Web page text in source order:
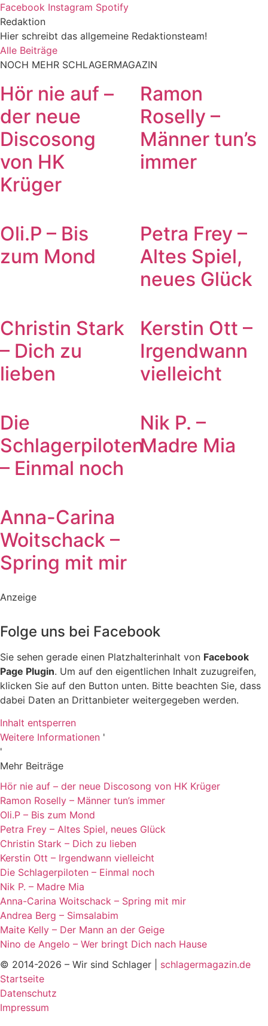
Facebook Instagram Spotify
Redaktion
Hier schreibt das allgemeine Redaktionsteam!
Alle Beiträge
NOCH MEHR SCHLAGERMAGAZIN
Hör nie auf –
der neue
Discosong
von HK
Krüger
Ramon
Roselly –
Männer tun’s
immer
Oli.P – Bis
zum Mond
Petra Frey –
Altes Spiel,
neues Glück
Christin Stark
– Dich zu
lieben
Kerstin Ott –
Irgendwann
vielleicht
Die
Schlagerpiloten
– Einmal noch
Nik P. –
Madre Mia
Anna-Carina
Woitschack –
Spring mit mir
Anzeige
Folge uns bei Facebook
Sie sehen gerade einen Platzhalterinhalt von Facebook
Page Plugin. Um auf den eigentlichen Inhalt zuzugreifen,
klicken Sie auf den Button unten. Bitte beachten Sie, dass
dabei Daten an Drittanbieter weitergegeben werden.
Inhalt entsperren
Weitere Informationen '
'
Mehr Beiträge
Hör nie auf – der neue Discosong von HK Krüger
Ramon Roselly – Männer tun’s immer
Oli.P – Bis zum Mond
Petra Frey – Altes Spiel, neues Glück
Christin Stark – Dich zu lieben
Kerstin Ott – Irgendwann vielleicht
Die Schlagerpiloten – Einmal noch
Nik P. – Madre Mia
Anna-Carina Woitschack – Spring mit mir
Andrea Berg – Simsalabim
Maite Kelly – Der Mann an der Geige
Nino de Angelo – Wer bringt Dich nach Hause
© 2014-2026 – Wir sind Schlager | schlagermagazin.de
Startseite
Datenschutz
Impressum